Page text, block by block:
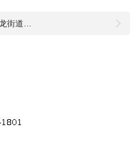
，您因为加入公司而感到幸
工享有有薪产假；
会活动，每年组织两次户外旅